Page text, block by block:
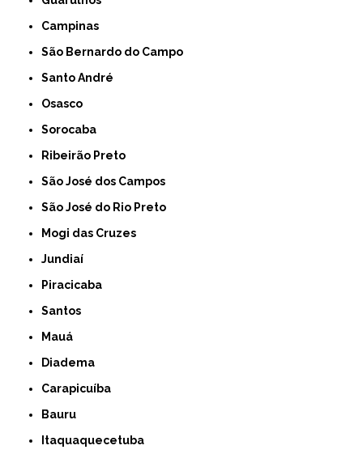
Campinas
São Bernardo do Campo
Santo André
Osasco
Sorocaba
Ribeirão Preto
São José dos Campos
São José do Rio Preto
Mogi das Cruzes
Jundiaí
Piracicaba
Santos
Mauá
Diadema
Carapicuíba
Bauru
Itaquaquecetuba